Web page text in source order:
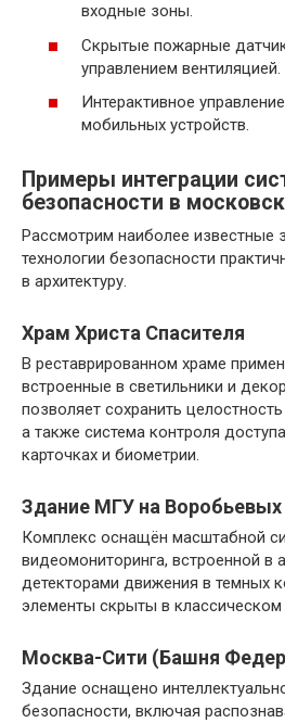
входные зоны.
Скрытые пожарные
управлением вентиляцией.
Интерактивное
мобильных устройств.
Примеры интеграции
безопасности в
Рассмотрим наиболее известные
технологии безопасности
в архитектуру.
Храм Христа Спасителя
В реставрированном храме
встроенные в светильники и
позволяет сохранить
а также система контроля
карточках и биометрии.
Здание МГУ на Воробьевых
Комплекс оснащён масштабной
видеомониторинга, встроенной в
детекторами движения в темных
элементы скрыты в
Москва-Сити (Башня
Здание оснащено
безопасности, включая